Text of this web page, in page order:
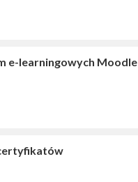
e-learningowych Moodle